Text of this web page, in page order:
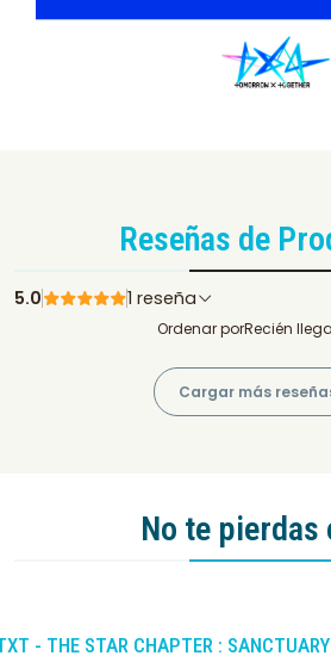
Reseñas de
5.0 1 reseña
Ordenar porRecién
Cargar más
No te pierdas
- THE STAR CHAPTER :